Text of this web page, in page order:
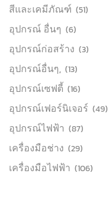
สีและเคมีภัณฑ์ (51)
อุปกรณ์ อื่นๆ (6)
อุปกรณ์ก่อสร้าง (3)
อุปกรณ์อื่นๆ, (13)
อุปกรณ์เซฟตี้ (16)
อุปกรณ์เฟอร์นิเจอร์ (49)
อุปกรณ์ไฟฟ้า (87)
เครื่องมือช่าง (29)
เครื่องมือไฟฟ้า (106)